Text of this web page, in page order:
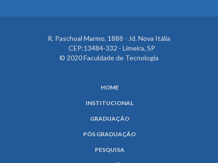
R. Paschoal Marmo, 1888 - Jd. Nova Itália
CEP:13484-332 - Limeira, SP
© 2020 Faculdade de Tecnologia
HOME
INSTITUCIONAL
GRADUAÇÃO
PÓS GRADUAÇÃO
PESQUISA